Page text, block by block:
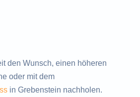
den Wunsch, einen höheren
oder mit dem
in Grebenstein nachholen.